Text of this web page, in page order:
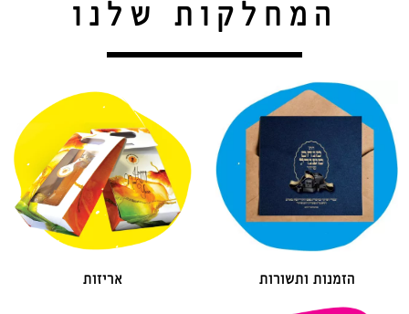
המחלקות שלנו
הזמנות ותשורות אריזות